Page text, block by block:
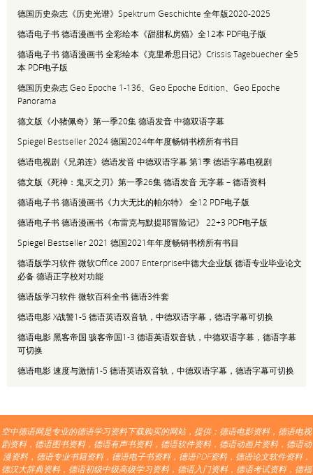
德国历史杂志《历史光谱》Spektrum Geschichte 全年版2020-2025
德语电子书 德语漫画书 全彩绘本《甜甜私房猫》全12本 PDF电子版
德语电子书 德语漫画书 全彩绘本《克里希思日记》Crissis Tagebuecher 全5
本 PDF电子版
德国历史杂志 Geo Epoche 1-136、Geo Epoche Edition、Geo Epoche
Panorama
德文版《小猪佩奇》第一季20集 德语发音 中德双语字幕
Spiegel Bestseller 2024 德国2024年年度畅销书榜所有书目
德语电视剧《兄弟连》德语发音 中德双语字幕 第1季 德语字幕电视剧
德文版《死神：鬼灭之刃》第一季26集 德语发音 无字幕 – 德语资料
德语电子书 德语漫画书《力大无比的帕尔特》 全12 PDF电子版
德语电子书 德语漫画书《布雷克与默提耶冒险记》 22+3 PDF电子版
Spiegel Bestseller 2021 德国2021年年度畅销书榜所有书目
德语版学习软件 微软Office 2007 Enterprise中德大企业版 德语专业毕业论文
必备 德语正字校对功能
德语版学习软件 微软百科全书 德语3件套
德语电影 X战警1-5 德语英语双音轨，中德双语字幕，德语字幕可切换
德语电影 黑客帝国 骇客帝国1-3 德语英语双音轨，中德双语字幕，德语字幕
可切换
德语电影 速度与激情1-5 德语英语双音轨，中德双语字幕，德语字幕可切换
空中德语网是专业的德语学习资料下载购买的网站，提供：德语电影资料，德语电视
剧资料，德语图书资料，德语有声书资料，德语软件资料，德语动画片资料，德语动
漫资料，德语专业书籍资料，德语电子书资料，德语PDF资料，德语论文软件资料，
德汉大辞典资料，德语初级中级高级学习资料，德语入门资料，德语考试资料，德福